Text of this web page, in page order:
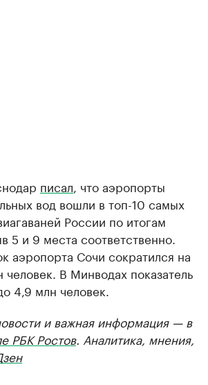
писал , что аэропорты
вод вошли в топ-10 самых
России по итогам
5 и 9 места соответственно.
аэропорта Сочи сократился на
человек. В Минводах показатель
4,9 млн человек.
и важная информация — в
РБК Ростов. Аналитика, мнения,